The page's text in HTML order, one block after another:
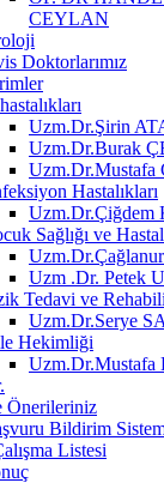
CEYLAN
Doktorlarımız
Uzm.Dr.Şirin
Uzm.Dr.Burak
Uzm.Dr.Mustafa
Hastalıkları
Sağlığı ve
Uzm .Dr. Petek
Tedavi ve
Uzm.Dr.Serye
Hekimliği
Önerileriniz
Bildirim
Listesi